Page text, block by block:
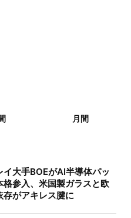
月間
大手BOEがAI半導体パッ
格参入、米国製ガラスと欧
存がアキレス腱に